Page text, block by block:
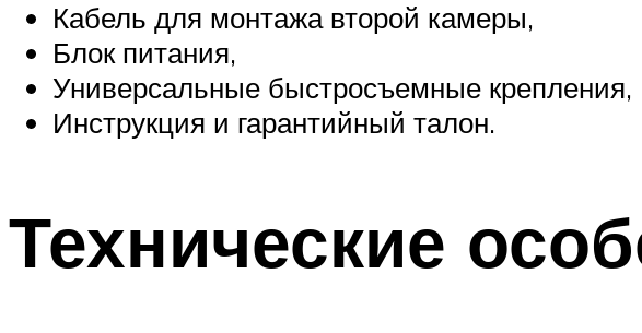
Кабель для монтажа второй камеры,
Блок питания,
Универсальные быстросъемные крепления,
Инструкция и гарантийный талон.
Технические